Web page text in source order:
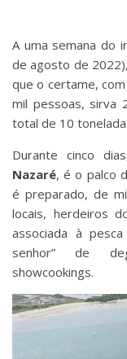
A uma semana do
de agosto de
que o certame,
mil pessoas, sirva
total de 10
Durante cinco
Nazaré, é o palco
é preparado, de
locais, herdeiros
associada à
senhor” de
showcookings.